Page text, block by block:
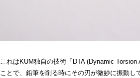
これはKUM独自の技術「DTA (Dynamic
ことで、鉛筆を削る時にその刃が微妙に振動